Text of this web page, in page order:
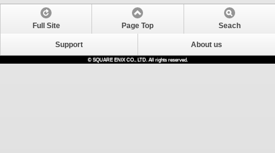
Full Site Page Top Seach
Support About us
© SQUARE ENIX CO., LTD. All rights reserved.